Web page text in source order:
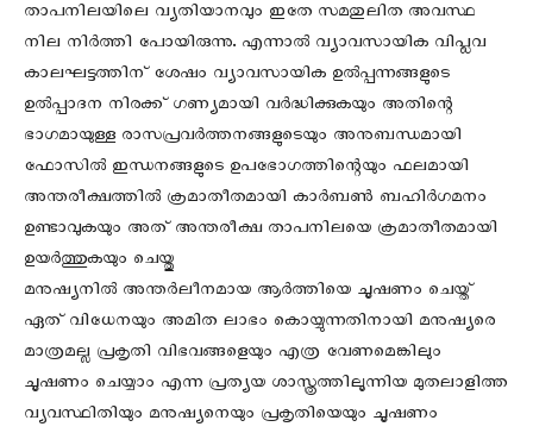
താപനിലയിലെ വ്യതിയാനവും ഇതേ സമതുലിത അവസ്ഥ
നില നിർത്തി പോയിരുന്നു. എന്നാൽ വ്യാവസായിക വിപ്ലവ
കാലഘട്ടത്തിന് ശേഷം വ്യാവസായിക ഉൽപ്പന്നങ്ങളുടെ
ഉൽപ്പാദന നിരക്ക് ഗണ്യമായി വർദ്ധിക്കുകയും അതിന്റെ
ഭാഗമായുള്ള രാസപ്രവർത്തനങ്ങളുടെയും അനുബന്ധമായി
ഫോസിൽ ഇന്ധനങ്ങളുടെ ഉപഭോഗത്തിന്റെയും ഫലമായി
അന്തരീക്ഷത്തിൽ ക്രമാതീതമായി കാർബൺ ബഹിർഗമനം
ഉണ്ടാവുകയും അത് അന്തരീക്ഷ താപനിലയെ ക്രമാതീതമായി
ഉയർത്തുകയും ചെയ്തു
മനുഷ്യനിൽ അന്തർലീനമായ ആർത്തിയെ ചൂഷണം ചെയ്ത്
ഏത് വിധേനയും അമിത ലാഭം കൊയ്യുന്നതിനായി മനുഷ്യരെ
മാത്രമല്ല പ്രകൃതി വിഭവങ്ങളെയും എത്ര വേണമെങ്കിലും
ചൂഷണം ചെയ്യാം എന്ന പ്രത്യയ ശാസ്ത്രത്തിലൂന്നിയ മുതലാളിത്ത
വ്യവസ്ഥിതിയും മനുഷ്യനെയും പ്രകൃതിയെയും ചൂഷണം